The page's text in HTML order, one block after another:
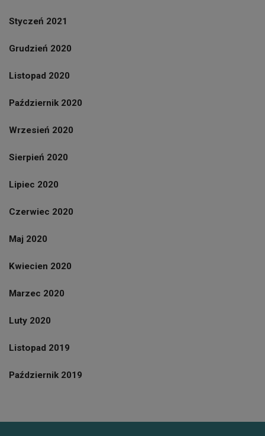
Styczeń 2021
Grudzień 2020
Listopad 2020
Październik 2020
Wrzesień 2020
Sierpień 2020
Lipiec 2020
Czerwiec 2020
Maj 2020
Kwiecien 2020
Marzec 2020
Luty 2020
Listopad 2019
Październik 2019